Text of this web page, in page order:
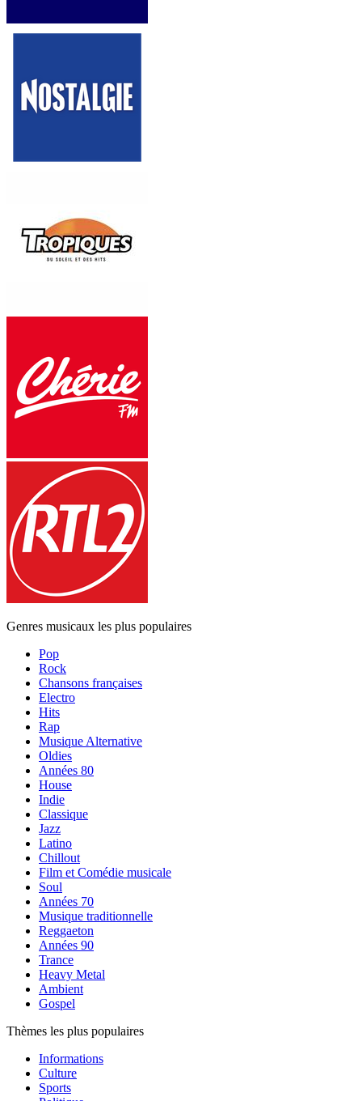
Genres musicaux les plus populaires
Pop
Rock
Chansons françaises
Electro
Hits
Rap
Musique Alternative
Oldies
Années 80
House
Indie
Classique
Jazz
Latino
Chillout
Film et Comédie musicale
Soul
Années 70
Musique traditionnelle
Reggaeton
Années 90
Trance
Heavy Metal
Ambient
Gospel
Thèmes les plus populaires
Informations
Culture
Sports